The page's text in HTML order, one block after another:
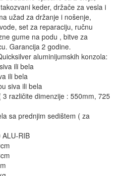
keder, držače za vesla i
užad za držanje i nošenje,
set za reparaciju, ručnu
gume na podu , bitve za
Garancija 2 godine.
aluminijumskih konzola:
ili bela
ili bela
siva ili bela
različite dimenzije : 550mm, 725
sa prednjim sedištem ( za
ALU-RIB